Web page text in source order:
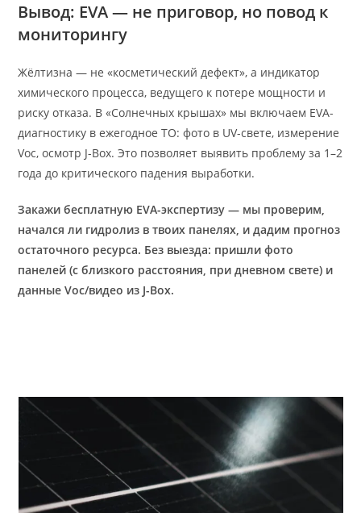
Вывод: EVA — не приговор, но повод к
мониторингу
Жёлтизна — не «косметический дефект», а индикатор
химического процесса, ведущего к потере мощности и
риску отказа. В «Солнечных крышах» мы включаем EVA-
диагностику в ежегодное ТО: фото в UV-свете, измерение
Voc, осмотр J-Box. Это позволяет выявить проблему за 1–2
года до критического падения выработки.
Закажи бесплатную EVA-экспертизу — мы проверим,
начался ли гидролиз в твоих панелях, и дадим прогноз
остаточного ресурса. Без выезда: пришли фото
панелей (с близкого расстояния, при дневном свете) и
данные Voc/видео из J-Box.